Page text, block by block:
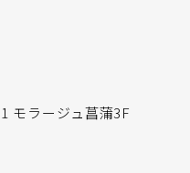
モラージュ菖蒲3F